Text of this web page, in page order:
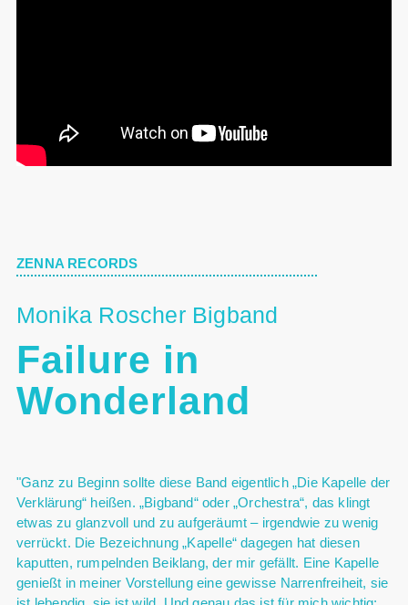
ZENNA RECORDS
Monika Roscher Bigband
Failure in
Wonderland
"Ganz zu Beginn sollte diese Band eigentlich „Die Kapelle der
Verklärung“ heißen. „Bigband“ oder „Orchestra“, das klingt
etwas zu glanzvoll und zu aufgeräumt – irgendwie zu wenig
verrückt. Die Bezeichnung „Kapelle“ dagegen hat diesen
kaputten, rumpelnden Beiklang, der mir gefällt. Eine Kapelle
genießt in meiner Vorstellung eine gewisse Narrenfreiheit, sie